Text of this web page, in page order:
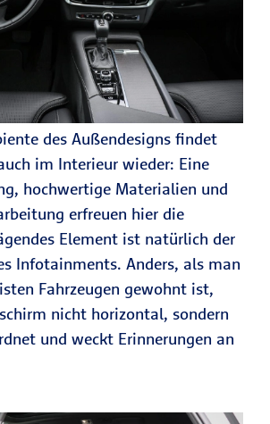
des Außendesigns findet
im Interieur wieder: Eine
hochwertige Materialien und
erfreuen hier die
Element ist natürlich der
Infotainments. Anders, als man
Fahrzeugen gewohnt ist,
nicht horizontal, sondern
und weckt Erinnerungen an